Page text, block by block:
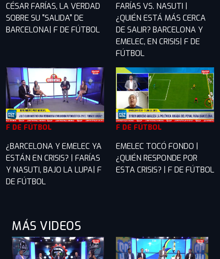
CÉSAR FARÍAS, LA VERDAD
SOBRE SU "SALIDA" DE
BARCELONA| F DE FÚTBOL
FARÍAS VS. NASUTI |
¿QUIÉN ESTÁ MÁS CERCA
DE SALIR? BARCELONA Y
EMELEC, EN CRISIS| F DE
FÚTBOL
F DE FÚTBOL
¿BARCELONA Y EMELEC YA
ESTÁN EN CRISIS? | FARÍAS
Y NASUTI, BAJO LA LUPA| F
DE FÚTBOL
F DE FÚTBOL
EMELEC TOCÓ FONDO |
¿QUIÉN RESPONDE POR
ESTA CRISIS? | F DE FÚTBOL
MÁS VIDEOS